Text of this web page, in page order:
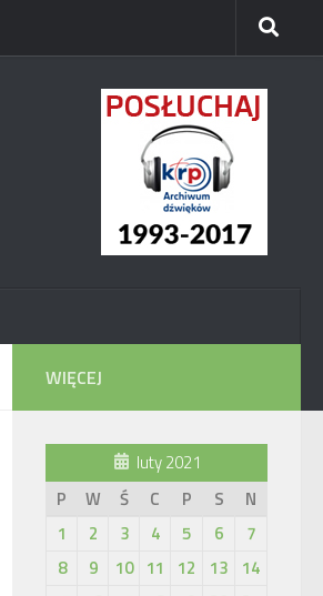
WIĘCEJ
luty 2021
P
W Ś C P S
N
1
2 3 4 5 6
7
8
9 10 11 12 13
14